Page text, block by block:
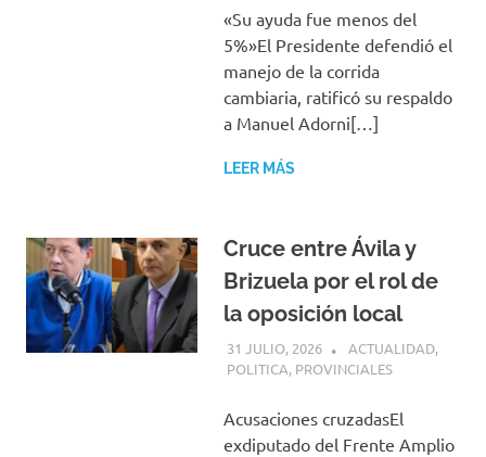
«Su ayuda fue menos del
5%»El Presidente defendió el
manejo de la corrida
cambiaria, ratificó su respaldo
a Manuel Adorni[…]
LEER MÁS
Cruce entre Ávila y
Brizuela por el rol de
la oposición local
31 JULIO, 2026 H P
ACTUALIDAD,
POLITICA, PROVINCIALES
Acusaciones cruzadasEl
exdiputado del Frente Amplio